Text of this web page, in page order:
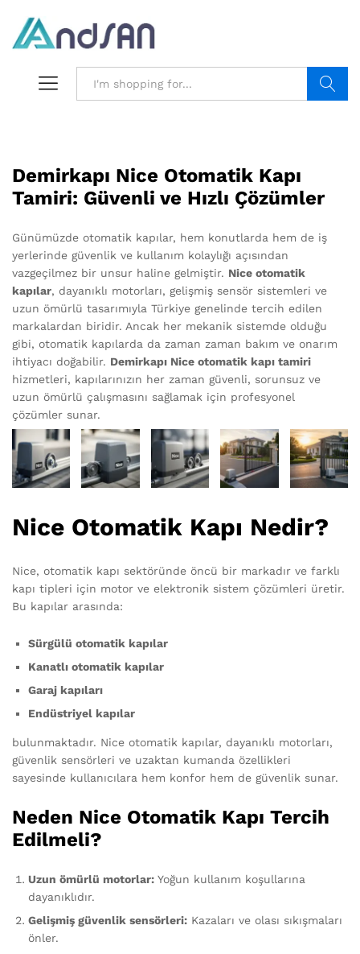
Demirkapı Nice Otomatik Kapı
Tamiri: Güvenli ve Hızlı Çözümler
Günümüzde otomatik kapılar, hem konutlarda hem de iş
yerlerinde güvenlik ve kullanım kolaylığı açısından
vazgeçilmez bir unsur haline gelmiştir. Nice otomatik
kapılar, dayanıklı motorları, gelişmiş sensör sistemleri ve
uzun ömürlü tasarımıyla Türkiye genelinde tercih edilen
markalardan biridir. Ancak her mekanik sistemde olduğu
gibi, otomatik kapılarda da zaman zaman bakım ve onarım
ihtiyacı doğabilir. Demirkapı Nice otomatik kapı tamiri
hizmetleri, kapılarınızın her zaman güvenli, sorunsuz ve
uzun ömürlü çalışmasını sağlamak için profesyonel
çözümler sunar.
Nice Otomatik Kapı Nedir?
Nice, otomatik kapı sektöründe öncü bir markadır ve farklı
kapı tipleri için motor ve elektronik sistem çözümleri üretir.
Bu kapılar arasında:
Sürgülü otomatik kapılar
Kanatlı otomatik kapılar
Garaj kapıları
Endüstriyel kapılar
bulunmaktadır. Nice otomatik kapılar, dayanıklı motorları,
güvenlik sensörleri ve uzaktan kumanda özellikleri
sayesinde kullanıcılara hem konfor hem de güvenlik sunar.
Neden Nice Otomatik Kapı Tercih
Edilmeli?
Uzun ömürlü motorlar: Yoğun kullanım koşullarına
dayanıklıdır.
Gelişmiş güvenlik sensörleri: Kazaları ve olası sıkışmaları
önler.